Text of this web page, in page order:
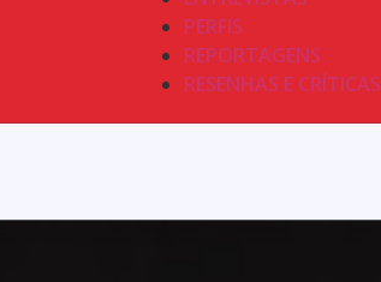
PERFIS
REPORTAGENS
RESENHAS E CRÍTICAS